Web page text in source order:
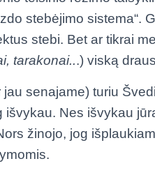
stebėjimo sistema“.
stebi. Bet ar tikrai
tarakonai...) viską
senajame) turiu
išvykau. Nes išvykau
žinojo, jog